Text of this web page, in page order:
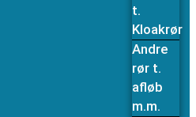
t.
Kloakrør
Andre
rør t.
afløb
m.m.